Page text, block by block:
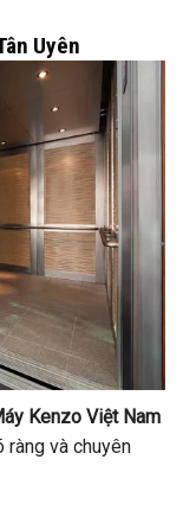
Uyên
Kenzo Việt Nam
và chuyên